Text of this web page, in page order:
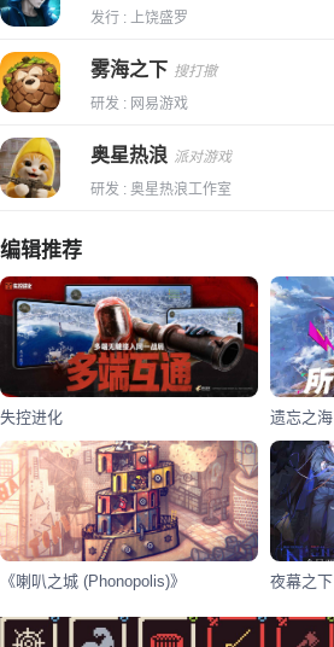
发行 : 上饶盛罗
雾海之下 搜打撤
研发 : 网易游戏
奥星热浪 派对游戏
研发 : 奥星热浪工作室
编辑推荐
失控进化 遗忘之海
《喇叭之城 (Phonopolis)》 夜幕之下